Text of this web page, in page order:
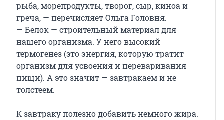
рыба, морепродукты, творог, сыр, киноа и
греча, — перечисляет Ольга Головня.
— Белок — строительный материал для
нашего организма. У него высокий
термогенез (это энергия, которую тратит
организм для усвоения и переваривания
пищи). А это значит — завтракаем и не
толстеем.
К завтраку полезно добавить немного жира.